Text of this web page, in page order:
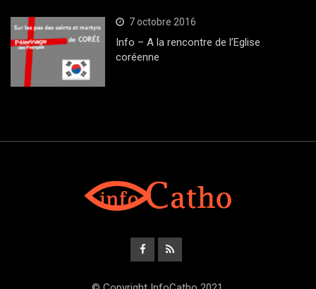
7 octobre 2016
Info – A la rencontre de l’Eglise
coréenne